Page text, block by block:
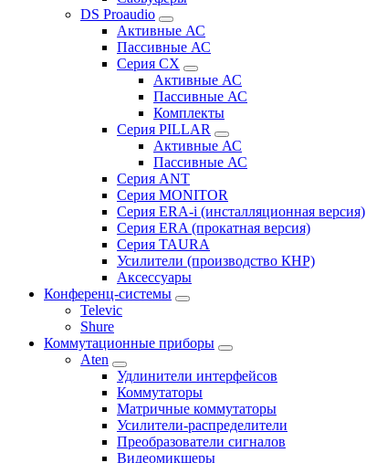
DS Proaudio
Активные АС
Пассивные АС
Серия CX
Активные АС
Пассивные АС
Комплекты
Серия PILLAR
Активные АС
Пассивные АС
Серия ANT
Серия MONITOR
Серия ERA-i (инсталляционная версия)
Серия ERA (прокатная версия)
Серия TAURA
Усилители (производство КНР)
Аксессуары
Конференц-системы
Televic
Shure
Коммутационные приборы
Aten
Удлинители интерфейсов
Коммутаторы
Матричные коммутаторы
Усилители-распределители
Преобразователи сигналов
Видеомикшеры